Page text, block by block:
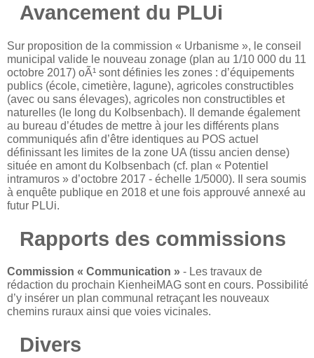
Avancement du PLUi
Sur proposition de la commission « Urbanisme », le conseil
municipal valide le nouveau zonage (plan au 1/10 000 du 11
octobre 2017) oÃ¹ sont définies les zones : d’équipements
publics (école, cimetière, lagune), agricoles constructibles
(avec ou sans élevages), agricoles non constructibles et
naturelles (le long du Kolbsenbach). Il demande également
au bureau d’études de mettre à jour les différents plans
communiqués afin d’être identiques au POS actuel
définissant les limites de la zone UA (tissu ancien dense)
située en amont du Kolbsenbach (cf. plan « Potentiel
intramuros » d’octobre 2017 - échelle 1/5000). Il sera soumis
à enquête publique en 2018 et une fois approuvé annexé au
futur PLUi.
Rapports des commissions
Commission « Communication » - Les travaux de
rédaction du prochain KienheiMAG sont en cours. Possibilité
d’y insérer un plan communal retraçant les nouveaux
chemins ruraux ainsi que voies vicinales.
Divers